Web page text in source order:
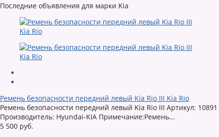
Последние объявления для марки Kia
Ремень безопасности передний левый Kia Rio III Kia Rio
Ремень безопасности передний левый Kia Rio III Артикул: 10891
Производитель: Hyundai-KIA Примечание:Ремень...
5 500 руб.